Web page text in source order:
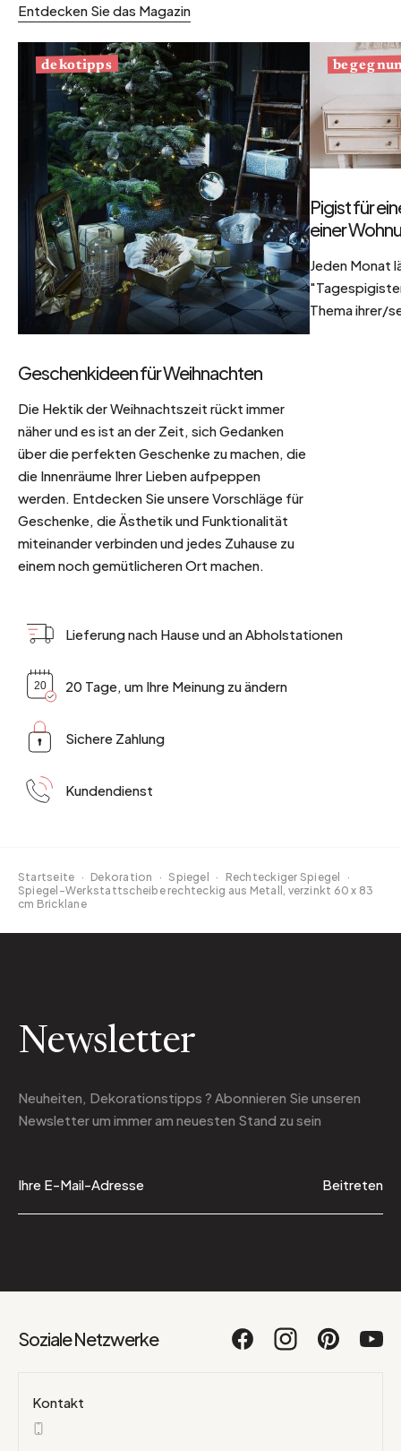
Entdecken Sie das Magazin
dekotipps
Geschenkideen für Weihnachten
Die Hektik der Weihnachtszeit rückt immer
näher und es ist an der Zeit, sich Gedanken
über die perfekten Geschenke zu machen, die
die Innenräume Ihrer Lieben aufpeppen
werden. Entdecken Sie unsere Vorschläge für
Geschenke, die Ästhetik und Funktionalität
miteinander verbinden und jedes Zuhause zu
einem noch gemütlicheren Ort machen.
Pigist für
einer
Jeden Monat
Thema ihrer/
Lieferung nach Hause und an Abholstationen
20 Tage, um Ihre Meinung zu ändern
Sichere Zahlung
Kundendienst
Startseite · Dekoration · Spiegel · Rechteckiger Spiegel
·
Spiegel-Werkstattscheibe rechteckig aus Metall, verzinkt 60 x 83
cm Bricklane
Newsletter
Neuheiten, Dekorationstipps ? Abonnieren Sie unseren
Newsletterum immer am neuesten Stand zu sein
Beitreten
Soziale Netzwerke
Kontakt